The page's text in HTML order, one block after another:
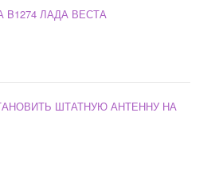
ЛАДА ВЕСТА
ШТАТНУЮ АНТЕННУ НА